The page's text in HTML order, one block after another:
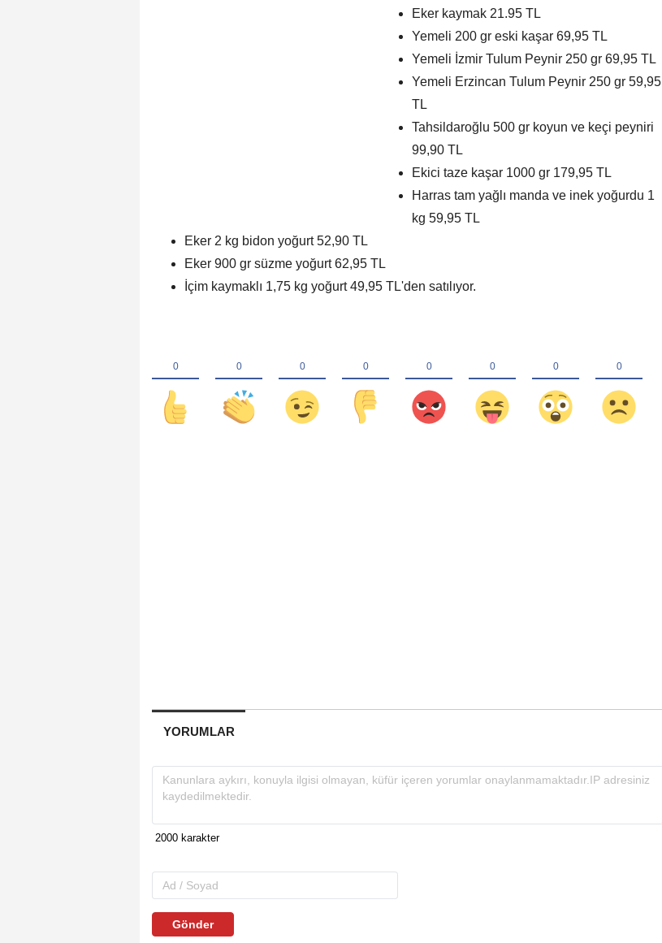
Eker kaymak 21.95 TL
Yemeli 200 gr eski kaşar 69,95 TL
Yemeli İzmir Tulum Peynir 250 gr 69,95 TL
Yemeli Erzincan Tulum Peynir 250 gr 59,95
TL
Tahsildaroğlu 500 gr koyun ve keçi peyniri
99,90 TL
Ekici taze kaşar 1000 gr 179,95 TL
Harras tam yağlı manda ve inek yoğurdu 1
kg 59,95 TL
Eker 2 kg bidon yoğurt 52,90 TL
Eker 900 gr süzme yoğurt 62,95 TL
İçim kaymaklı 1,75 kg yoğurt 49,95 TL'den satılıyor.
YORUMLAR
Gönder